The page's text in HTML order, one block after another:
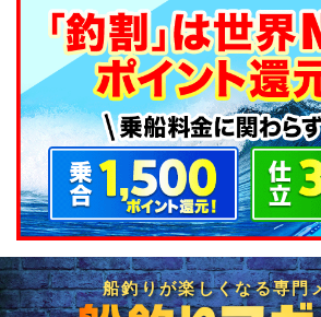
船釣りが楽しくなる専門